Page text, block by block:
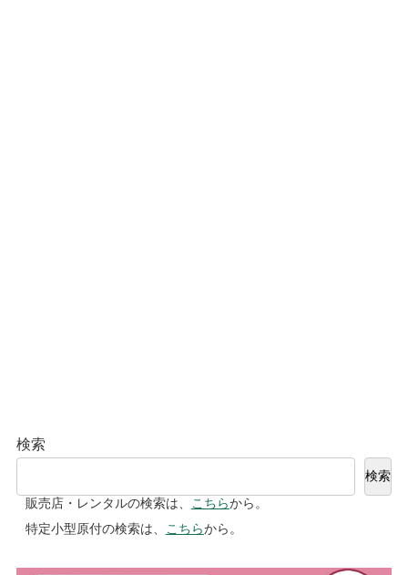
検索
検索
販売店・レンタルの検索は、
こちらから。
特定小型原付の検索は、
こちらから。